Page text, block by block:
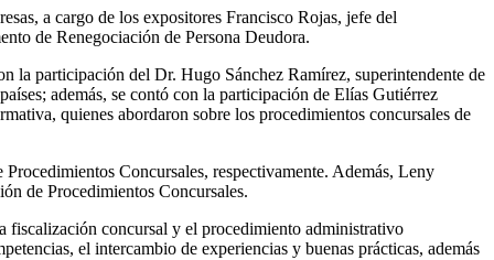
a cargo de los expositores Francisco Rojas, jefe del
de Renegociación de Persona Deudora.
la participación del Dr. Hugo Sánchez Ramírez, superintendente de
además, se contó con la participación de Elías Gutiérrez
quienes abordaron sobre los procedimientos concursales de
Concursales, respectivamente. Además, Leny
de Procedimientos Concursales.
fiscalización concursal y el procedimiento administrativo
el intercambio de experiencias y buenas prácticas, además